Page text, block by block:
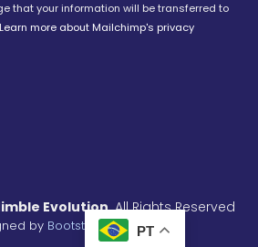
that your information will be transferred to
Learn more about Mailchimp's privacy
Evolution. All Rights Reserved
by BootstrapMadePT